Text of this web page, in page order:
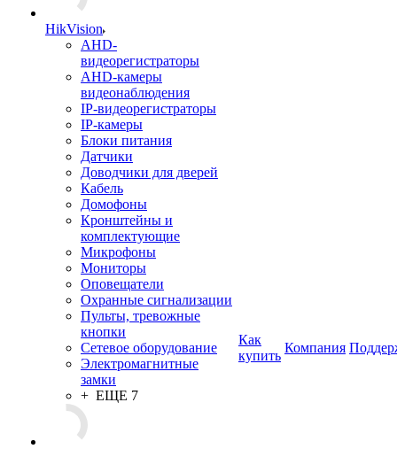
HikVision
AHD-
видеорегистраторы
AHD-камеры
видеонаблюдения
IP-видеорегистраторы
IP-камеры
Блоки питания
Датчики
Доводчики для дверей
Кабель
Домофоны
Кронштейны и
комплектующие
Микрофоны
Мониторы
Оповещатели
Охранные сигнализации
Пульты, тревожные
кнопки
Сетевое оборудование
Электромагнитные
замки
+ ЕЩЕ 7
Как
купить
Компания